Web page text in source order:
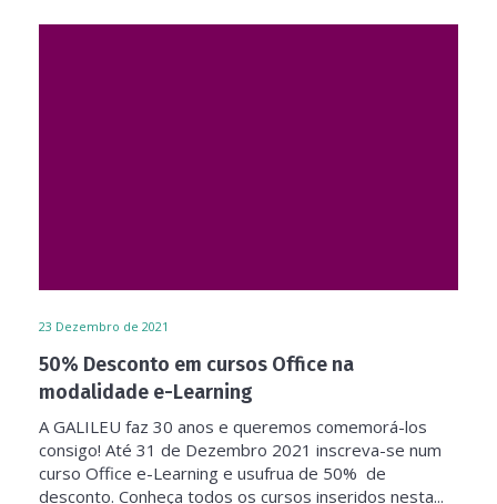
23 Dezembro de 2021
50% Desconto em cursos Office na
modalidade e-Learning
A GALILEU faz 30 anos e queremos comemorá-los
consigo! Até 31 de Dezembro 2021 inscreva-se num
curso Office e-Learning e usufrua de 50% de
desconto. Conheça todos os cursos inseridos nesta...